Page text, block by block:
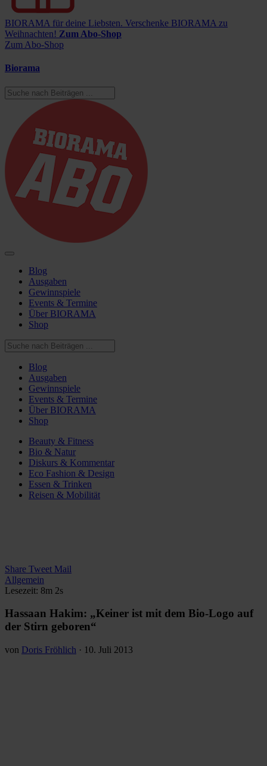
BIORAMA für deine Liebsten. Verschenke BIORAMA zu
Weihnachten! Zum Abo-Shop
Zum Abo-Shop
Biorama
Blog
Ausgaben
Gewinnspiele
Events & Termine
Über BIORAMA
Shop
Blog
Ausgaben
Gewinnspiele
Events & Termine
Über BIORAMA
Shop
Beauty & Fitness
Bio & Natur
Diskurs & Kommentar
Eco Fashion & Design
Essen & Trinken
Reisen & Mobilität
Share Tweet Mail
Allgemein
Lesezeit: 8m 2s
Hassaan Hakim: „Keiner ist mit dem Bio-Logo auf
der Stirn geboren“
von Doris Fröhlich · 10. Juli 2013